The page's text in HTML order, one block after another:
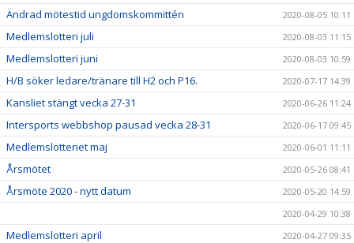
Ändrad mötestid ungdomskommittén 2020-08-05 10:11
Medlemslotteri juli 2020-08-03 11:15
Medlemslotteri juni 2020-08-03 10:59
H/B söker ledare/tränare till H2 och P16. 2020-07-17 14:39
Kansliet stängt vecka 27-31 2020-06-26 11:24
Intersports webbshop pausad vecka 28-31 2020-06-17 09:45
Medlemslotteriet maj 2020-06-01 11:11
Årsmötet 2020-05-26 08:41
Årsmöte 2020 - nytt datum
2020-05-20 14:59
2020-04-29 10:38
Medlemslotteri april 2020-04-27 09:35